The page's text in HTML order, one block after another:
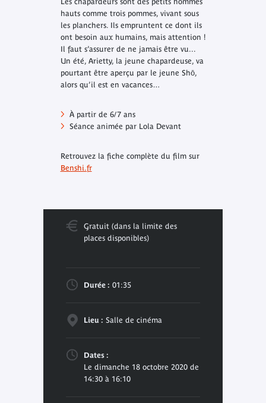
hauts comme trois pommes, vivant sous
les planchers. Ils empruntent ce dont ils
ont besoin aux humains, mais attention !
Il faut s’assurer de ne jamais être vu...
Un été, Arietty, la jeune chapardeuse, va
pourtant être aperçu par le jeune Shō,
alors qu’il est en vacances…
À partir de 6/7 ans
Séance animée par Lola Devant
Retrouvez la fiche complète du film sur
Benshi.fr
Gratuit (dans la limite des
places disponibles)
Durée : 01:35
Lieu : Salle de cinéma
Dates :
Le dimanche 18 octobre 2020 de
14:30 à 16:10